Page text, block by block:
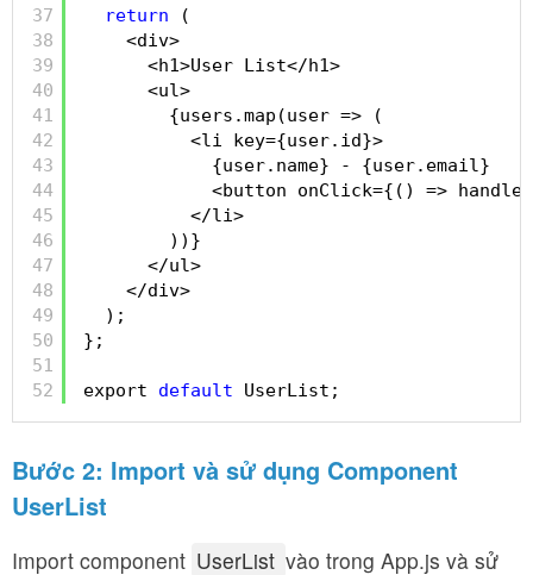
37
38
39
40
41
42
43
44
45
46
47
48
49
50
51
52
return
(
<div>
<h1>User List</h1>
<ul>
{users.map(user => (
<li key={user.id}>
{user.name} - {user.email}
<button onClick={() =>
</li>
))}
</ul>
</div>
);
};
export default UserList;
Bước 2: Import và sử dụng Component
UserList
Import component UserList vào trong App.js và sử